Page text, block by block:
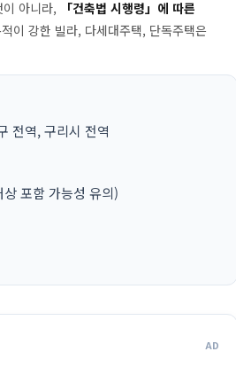
아니라,
「건축법 시행령」에 따른
이 강한 빌라, 다세대주택, 단독주택은
전역, 구리시 전역
상 포함 가능성 유의)
AD